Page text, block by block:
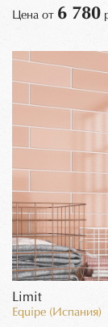
Цена от 6 780
Limit
Equipe (Испания)